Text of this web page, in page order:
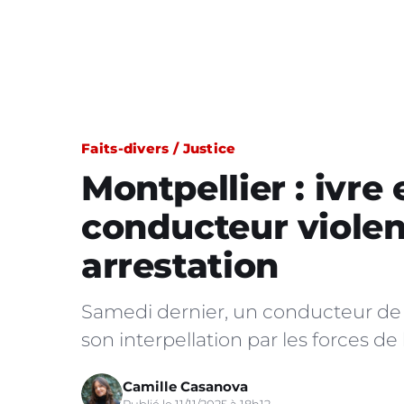
Faits-divers / Justice
Montpellier : ivre
conducteur
arrestation
Samedi dernier, un conducteur de
son interpellation par les forces de
Camille Casanova